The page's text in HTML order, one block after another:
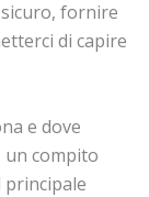
fornire
di capire
e dove
compito
principale